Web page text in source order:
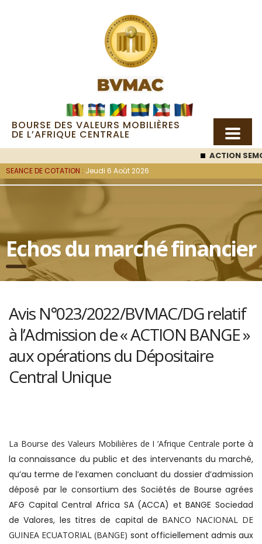
BOURSE DES VALEURS MOBILIÈRES
DE L’AFRIQUE CENTRALE
ACTION SEMC
SEANCE DE COTATION : Jeudi 6 Août 2026
Echos du marché financier
Avis N°023/2022/BVMAC/DG relatif
à l’Admission de « ACTION BANGE »
aux opérations du Dépositaire
Central Unique
La Bourse des Valeurs Mobilières de I ‘Afrique Centrale porte à
la connaissance du public et des intervenants du marché,
qu’au terme de l’examen concluant du dossier d’admission
déposé par le consortium des Sociétés de Bourse agrées
AFG Capital Central Africa SA (ACCA) et BANGE Sociedad
de Valores, les titres de capital de BANCO NACIONAL DE
GUINEA ECUATORIAL (BANGE) sont officiellement admis aux